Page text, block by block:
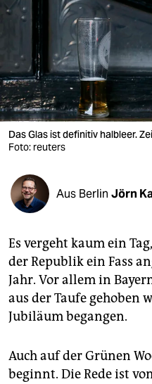
berlin
wahrheit
verlag
verlag
shop
fragen & hilfe
unterstützen
abo
genossenschaft
epaper login
Das Glas ist definitiv halbleer.
Foto: reuters
Aus Berlin Jörn
Es vergeht kaum ein
der Republik ein Fass
Jahr. Vor allem in
aus der Taufe gehoben
Jubiläum begangen.
Auch auf der Grünen
beginnt. Die Rede ist